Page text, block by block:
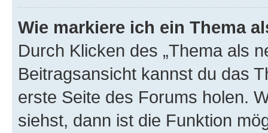
Wie markiere ich ein Thema
Durch Klicken des „Thema als
Beitragsansicht kannst du das
erste Seite des Forums holen.
siehst, dann ist die Funktion